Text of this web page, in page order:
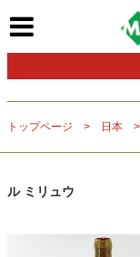
トップページ 日本
ル ミリュウ